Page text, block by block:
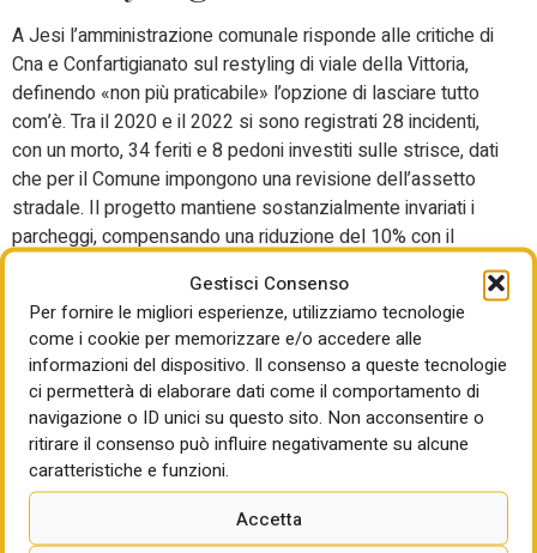
Gestisci Consenso
Per fornire le migliori esperienze, utilizziamo tecnologie
come i cookie per memorizzare e/o accedere alle
informazioni del dispositivo. Il consenso a queste tecnologie
ci permetterà di elaborare dati come il comportamento di
navigazione o ID unici su questo sito. Non acconsentire o
ritirare il consenso può influire negativamente su alcune
caratteristiche e funzioni.
Accetta
A Jesi l’amministrazione comunale risponde alle critiche di
Cna e Confartigianato sul restyling di viale della Vittoria,
definendo «non più praticabile» l’opzione di lasciare tutto
com’è. Tra il 2020 e il 2022 si sono registrati 28 incidenti,
con un morto, 34 feriti e 8 pedoni investiti sulle strisce, dati
che per il Comune impongono una revisione dell’assetto
stradale. Il progetto mantiene sostanzialmente invariati i
parcheggi, compensando una riduzione del 10% con il
gratuiti per favorire il commercio di prossimità. Previsti
gestione semaforica intelligente, eliminazione della doppia
fila e più spazio pedonale e dehors regolamentati, con un
investimento complessivo di 2 milioni di euro.
Bari, Parco della Giustizia:
il Tar ordina di rivedere i
punteggi di gara